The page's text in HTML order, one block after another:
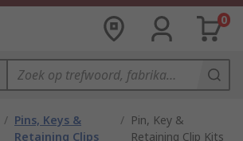
0
/ Pins, Keys &
Retaining Clips
/ Pin, Key &
Retaining Clip Kits